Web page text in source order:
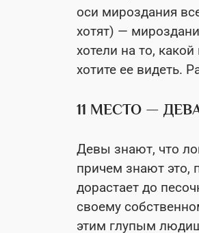
оси мироздания
хотят) —
хотели на то,
хотите ее видеть.
11 МЕСТО —
Девы знают, что
причем знают это,
дорастает до
своему
этим глупым